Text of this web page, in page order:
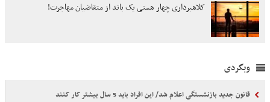
کلاهبرداری چهار همتی یک باند از متقاضیان مهاجرت!
وبگردی
قانون جدید بازنشستگی اعلام شد/ این افراد باید 5 سال بیشتر کار کنند